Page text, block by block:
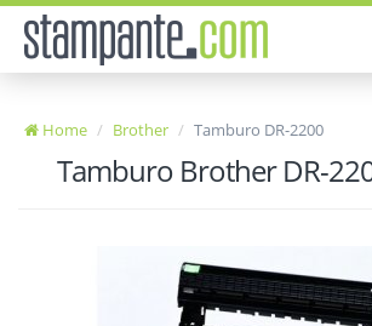
Home Brother Tamburo DR-2200
Tamburo Brother DR-